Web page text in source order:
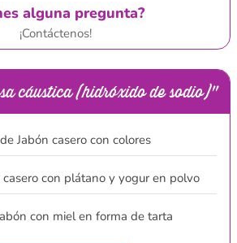
alguna pregunta?
¡Contáctenos!
cáustica (hidróxido de sodio)"
Jabón casero con colores
con plátano y yogur en polvo
con miel en forma de tarta